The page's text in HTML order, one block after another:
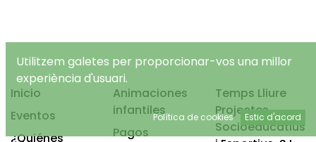
Inicio
Eventos
¿Quiénes
Animaciones
infantiles
Pagos
Temps Lliure
Projectes
Socioeducatius
Utilitzem galetes per proporcionar-vos una millor
experiència d'usuari.
Política de cookies Estic d'acord